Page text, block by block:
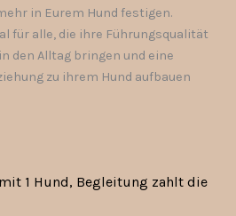
in Eurem Hund festigen.
für alle, die ihre Führungsqualität
den Alltag bringen und eine
zu ihrem Hund aufbauen
1 Hund, Begleitung zahlt die